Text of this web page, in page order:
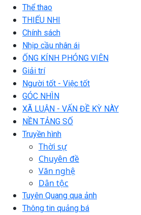
Thể thao
THIẾU NHI
Chính sách
Nhịp cầu nhân ái
ỐNG KÍNH PHÓNG VIÊN
Giải trí
Người tốt - Việc tốt
GÓC NHÌN
XÃ LUẬN - VẤN ĐỀ KỲ NÀY
NỀN TẢNG SỐ
Truyền hình
Thời sự
Chuyên đề
Văn nghệ
Dân tộc
Tuyên Quang qua ảnh
Thông tin quảng bá